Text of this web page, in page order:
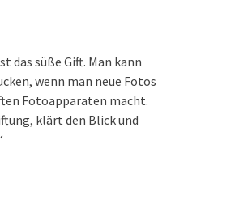
das süße Gift. Man kann
wenn man neue Fotos
Fotoapparaten macht.
klärt den Blick und